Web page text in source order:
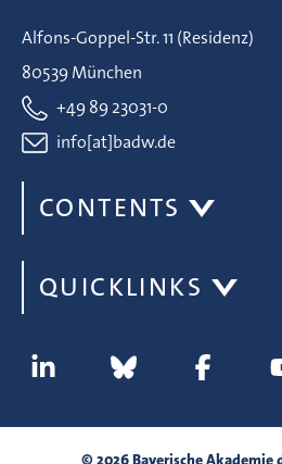
Alfons-Goppel-Str. 11 (Residenz)
80539 München
+49 89 23031-0
info[at]badw.de
CONTENTS
QUICKLINKS
© 2026 Bayerische Akademie